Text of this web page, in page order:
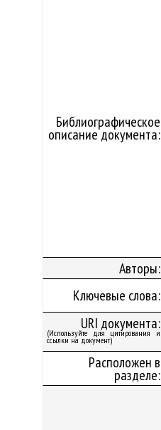
Библиографическое
описание документа:
Авторы:
Ключевые слова:
URI документа:
(Используйте для цитирования и
ссылки на документ)
Расположен в
разделе: